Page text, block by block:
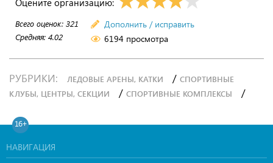
Оцените организацию:
Всего оценок: 321
Средняя: 4.02
Дополнить / исправить
6194 просмотра
РУБРИКИ: ЛЕДОВЫЕ АРЕНЫ, КАТКИ / СПОРТИВНЫЕ
КЛУБЫ, ЦЕНТРЫ, СЕКЦИИ
/ СПОРТИВНЫЕ КОМПЛЕКСЫ /
16+
НАВИГАЦИЯ